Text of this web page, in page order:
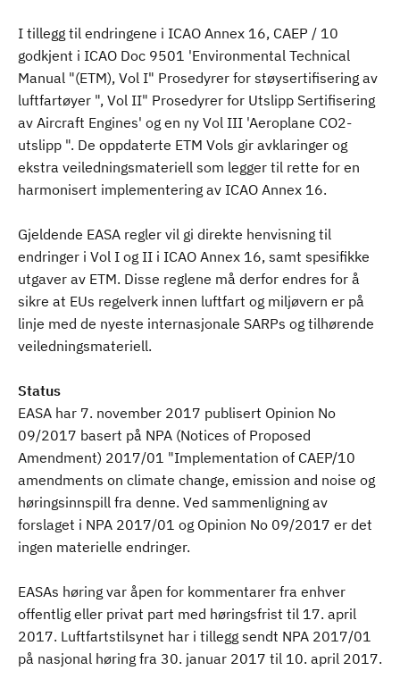
I tillegg til endringene i ICAO Annex 16, CAEP / 10
godkjent i ICAO Doc 9501 'Environmental Technical
Manual "(ETM), Vol I" Prosedyrer for støysertifisering av
luftfartøyer ", Vol II" Prosedyrer for Utslipp Sertifisering
av Aircraft Engines' og en ny Vol III 'Aeroplane CO2-
utslipp ". De oppdaterte ETM Vols gir avklaringer og
ekstra veiledningsmateriell som legger til rette for en
harmonisert implementering av ICAO Annex 16.
Gjeldende EASA regler vil gi direkte henvisning til
endringer i Vol I og II i ICAO Annex 16, samt spesifikke
utgaver av ETM. Disse reglene må derfor endres for å
sikre at EUs regelverk innen luftfart og miljøvern er på
linje med de nyeste internasjonale SARPs og tilhørende
veiledningsmateriell.
Status
EASA har 7. november 2017 publisert Opinion No
09/2017 basert på NPA (Notices of Proposed
Amendment) 2017/01 "Implementation of CAEP/10
amendments on climate change, emission and noise og
høringsinnspill fra denne. Ved sammenligning av
forslaget i NPA 2017/01 og Opinion No 09/2017 er det
ingen materielle endringer.
EASAs høring var åpen for kommentarer fra enhver
offentlig eller privat part med høringsfrist til 17. april
2017. Luftfartstilsynet har i tillegg sendt NPA 2017/01
på nasjonal høring fra 30. januar 2017 til 10. april 2017.